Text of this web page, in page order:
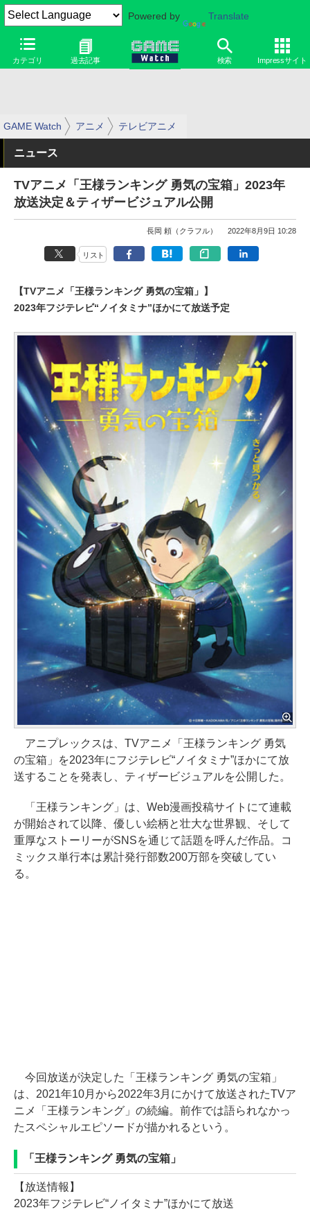
Powered by Translate
カテゴリ 過去記事 検索 Impressサイト
GAME Watch アニメ テレビアニメ
ニュース
TVアニメ「王様ランキング 勇気の宝箱」2023年
放送決定＆ティザービジュアル公開
長岡 頼（クラフル） 2022年8月9日 10:28
リスト
【TVアニメ「王様ランキング 勇気の宝箱」】
2023年フジテレビ“ノイタミナ”ほかにて放送予定
アニプレックスは、TVアニメ「王様ランキング 勇気
の宝箱」を2023年にフジテレビ“ノイタミナ”ほかにて放
送することを発表し、ティザービジュアルを公開した。
「王様ランキング」は、Web漫画投稿サイトにて連載
が開始されて以降、優しい絵柄と壮大な世界観、そして
重厚なストーリーがSNSを通じて話題を呼んだ作品。コ
ミックス単行本は累計発行部数200万部を突破してい
る。
今回放送が決定した「王様ランキング 勇気の宝箱」
は、2021年10月から2022年3月にかけて放送されたTVア
ニメ「王様ランキング」の続編。前作では語られなかっ
たスペシャルエピソードが描かれるという。
「王様ランキング 勇気の宝箱」
【放送情報】
2023年フジテレビ“ノイタミナ”ほかにて放送